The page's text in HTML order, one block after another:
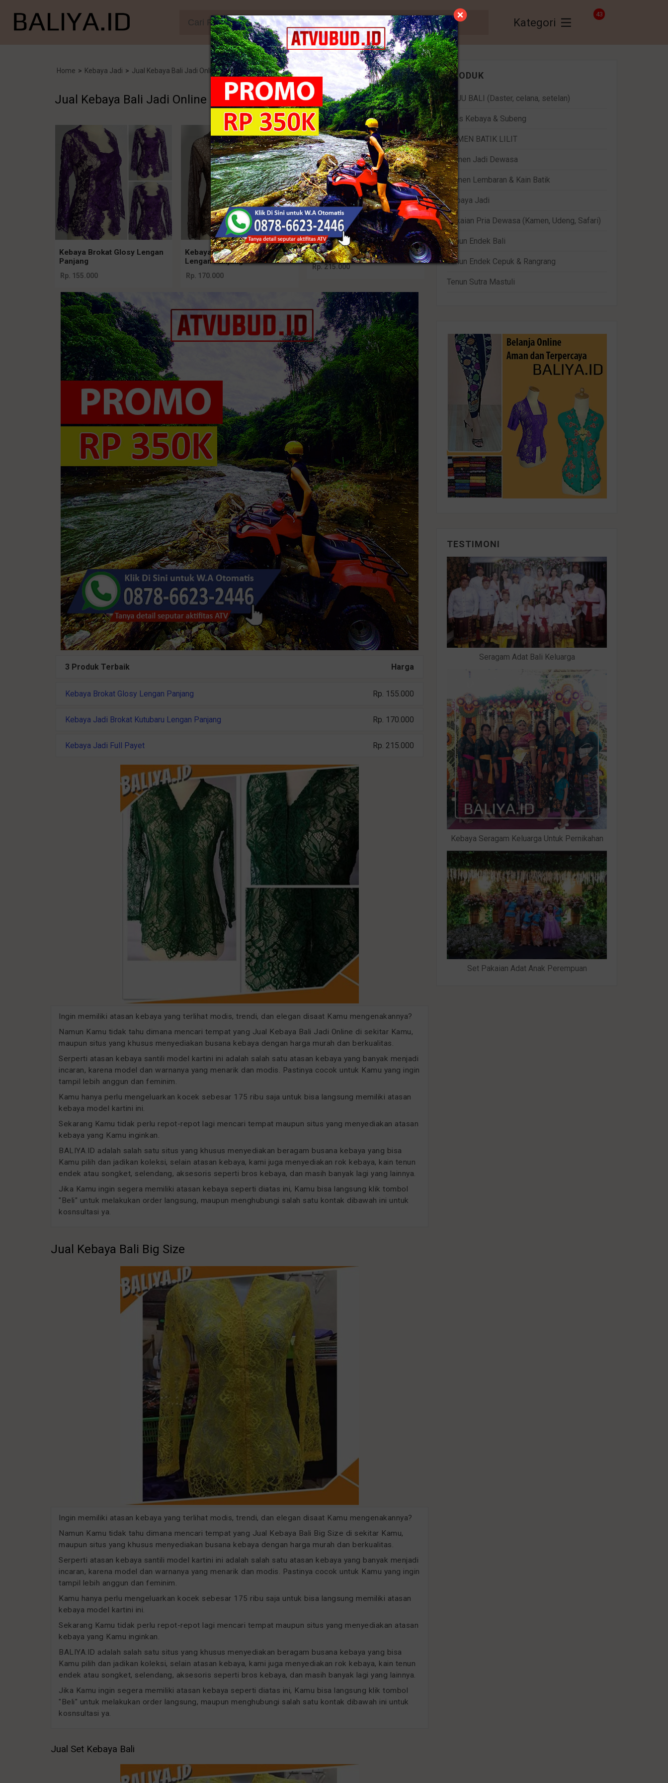
Kategori
43
Home > Kebaya Jadi > Jual Kebaya Bali Jadi Online
Jual Kebaya Bali Jadi Online
Kebaya Brokat Glosy Lengan
Panjang
Rp. 155.000
Kebaya Jadi Brokat Kutubaru
Lengan Panjang
Rp. 170.000
Best seller
Kebaya Jadi Full Payet
Rp. 215.000
3 Produk Terbaik Harga
Kebaya Brokat Glosy Lengan Panjang Rp. 155.000
Kebaya Jadi Brokat Kutubaru Lengan Panjang Rp. 170.000
Kebaya Jadi Full Payet Rp. 215.000
Ingin memiliki atasan kebaya yang terlihat modis, trendi, dan elegan disaat Kamu mengenakannya?
Namun Kamu tidak tahu dimana mencari tempat yang Jual Kebaya Bali Jadi Online di sekitar Kamu,
maupun situs yang khusus menyediakan busana kebaya dengan harga murah dan berkualitas.
Serperti atasan kebaya santili model kartini ini adalah salah satu atasan kebaya yang banyak menjadi
incaran, karena model dan warnanya yang menarik dan modis. Pastinya cocok untuk Kamu yang ingin
tampil lebih anggun dan feminim.
Kamu hanya perlu mengeluarkan kocek sebesar 175 ribu saja untuk bisa langsung memiliki atasan
kebaya model kartini ini.
Sekarang Kamu tidak perlu repot-repot lagi mencari tempat maupun situs yang menyediakan atasan
kebaya yang Kamu inginkan.
BALIYA.ID adalah salah satu situs yang khusus menyediakan beragam busana kebaya yang bisa
Kamu pilih dan jadikan koleksi, selain atasan kebaya, kami juga menyediakan rok kebaya, kain tenun
endek atau songket, selendang, aksesoris seperti bros kebaya, dan masih banyak lagi yang lainnya.
Jika Kamu ingin segera memiliki atasan kebaya seperti diatas ini, Kamu bisa langsung klik tombol
"Beli" untuk melakukan order langsung, maupun menghubungi salah satu kontak dibawah ini untuk
kosnsultasi ya.
Jual Kebaya Bali Big Size
Ingin memiliki atasan kebaya yang terlihat modis, trendi, dan elegan disaat Kamu mengenakannya?
Namun Kamu tidak tahu dimana mencari tempat yang Jual Kebaya Bali Big Size di sekitar Kamu,
maupun situs yang khusus menyediakan busana kebaya dengan harga murah dan berkualitas.
Serperti atasan kebaya santili model kartini ini adalah salah satu atasan kebaya yang banyak menjadi
incaran, karena model dan warnanya yang menarik dan modis. Pastinya cocok untuk Kamu yang ingin
tampil lebih anggun dan feminim.
Kamu hanya perlu mengeluarkan kocek sebesar 175 ribu saja untuk bisa langsung memiliki atasan
kebaya model kartini ini.
Sekarang Kamu tidak perlu repot-repot lagi mencari tempat maupun situs yang menyediakan atasan
kebaya yang Kamu inginkan.
BALIYA.ID adalah salah satu situs yang khusus menyediakan beragam busana kebaya yang bisa
Kamu pilih dan jadikan koleksi, selain atasan kebaya, kami juga menyediakan rok kebaya, kain tenun
endek atau songket, selendang, aksesoris seperti bros kebaya, dan masih banyak lagi yang lainnya.
Jika Kamu ingin segera memiliki atasan kebaya seperti diatas ini, Kamu bisa langsung klik tombol
"Beli" untuk melakukan order langsung, maupun menghubungi salah satu kontak dibawah ini untuk
kosnsultasi ya.
Jual Set Kebaya Bali
PRODUK
BAJU BALI (Daster, celana, setelan)
Bros Kebaya & Subeng
KAMEN BATIK LILIT
Kamen Jadi Dewasa
Kamen Lembaran & Kain Batik
Kebaya Jadi
Pakaian Pria Dewasa (Kamen, Udeng, Safari)
Tenun Endek Bali
Tenun Endek Cepuk & Rangrang
Tenun Sutra Mastuli
TESTIMONI
Seragam Adat Bali Keluarga
Kebaya Seragam Keluarga Untuk Pernikahan
Set Pakaian Adat Anak Perempuan